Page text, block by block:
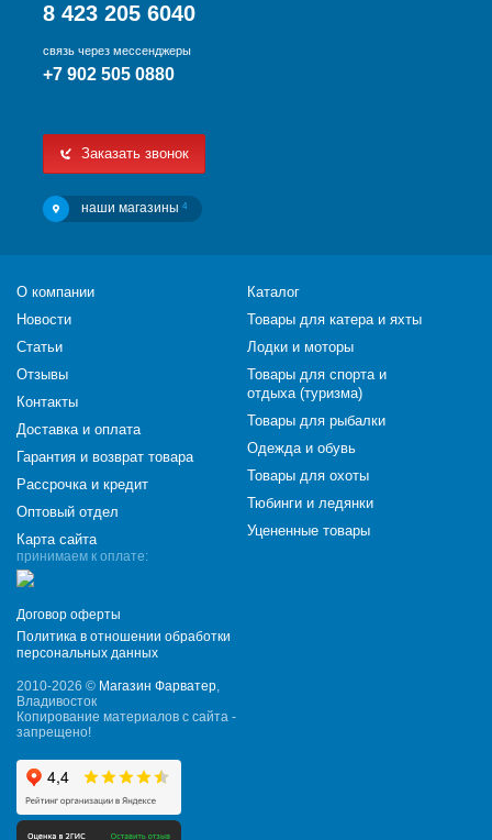
8 423 205 6040
связь через мессенджеры
+7 902 505 0880
Заказать звонок
наши магазины 4
принимаем к оплате:
Договор оферты
Политика в отношении обработки
персональных данных
2010-2026 © Магазин Фарватер,
Владивосток
Копирование материалов с сайта -
запрещено!
О компании
Новости
Статьи
Отзывы
Контакты
Доставка и оплата
Гарантия и возврат товара
Рассрочка и кредит
Оптовый отдел
Карта сайта
Каталог
Товары для катера и яхты
Лодки и моторы
Товары для спорта и
отдыха (туризма)
Товары для рыбалки
Одежда и обувь
Товары для охоты
Тюбинги и ледянки
Уцененные товары